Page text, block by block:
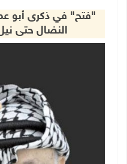
"فتح" في ذكرى أبو
النضال حتى